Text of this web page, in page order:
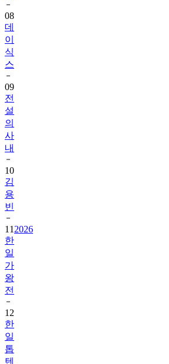
08
데
이
식
스
09
전
설
의
사
내
10
김
용
빈
11 2026
한
일
가
왕
전
12
한
일
톱
텐